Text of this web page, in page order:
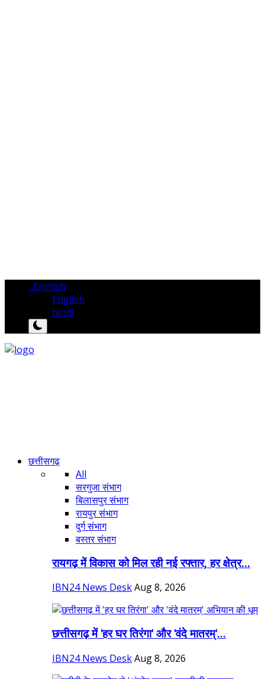
English
English
hindi
छत्तीसगढ़
All
सरगुजा संभाग
बिलासपुर संभाग
रायपुर संभाग
दुर्ग संभाग
बस्तर संभाग
रायगढ़ में विकास को मिल रही नई रफ्तार, हर क्षेत्र...
IBN24 News DeskAug 8, 2026
छत्तीसगढ़ में 'हर घर तिरंगा' और 'वंदे मातरम्'...
IBN24 News DeskAug 8, 2026